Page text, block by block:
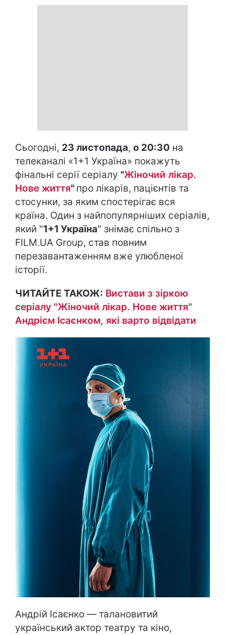
Сьогодні, 23 листопада, о 20:30 на
телеканалі «1+1 Україна» покажуть
фінальні серії серіалу "Жіночий лікар.
Нове життя" про лікарів, пацієнтів та
стосунки, за яким спостерігає вся
країна. Один з найпопулярніших серіалів,
який "1+1 Україна" знімає спільно з
FILM.UA Group, став повним
перезавантаженням вже улюбленої
історії.
ЧИТАЙТЕ ТАКОЖ: Вистави з зіркою
серіалу "Жіночий лікар. Нове життя"
Андрієм Ісаєнком, які варто відвідати
Андрій Ісаєнко — талановитий
український актор театру та кіно,